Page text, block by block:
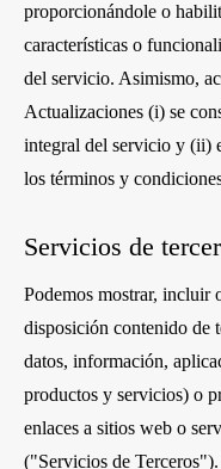
proporcionándole o
características o
del servicio. Asimismo,
Actualizaciones (i) se
integral del servicio y (ii)
los términos y
Servicios de
Podemos mostrar, incluir
disposición contenido de
datos, información,
productos y servicios) o
enlaces a sitios web o
("Servicios de